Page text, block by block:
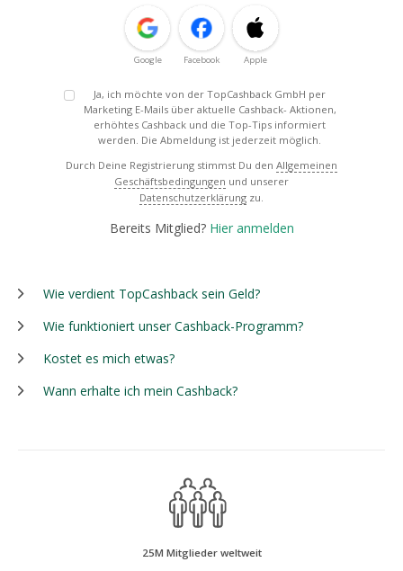
Google Facebook Apple
Ja, ich möchte von der TopCashback GmbH per
Marketing E-Mails über aktuelle Cashback- Aktionen,
erhöhtes Cashback und die Top-Tips informiert
werden. Die Abmeldung ist jederzeit möglich.
Durch Deine Registrierung stimmst Du den Allgemeinen
Geschäftsbedingungen und unserer
Datenschutzerklärung zu.
Bereits Mitglied? Hier anmelden
Wie verdient TopCashback sein Geld?
Wie funktioniert unser Cashback-Programm?
Kostet es mich etwas?
Wann erhalte ich mein Cashback?
25M Mitglieder weltweit